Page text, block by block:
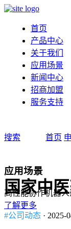
首页
产品中心
关于我们
应用场景
新闻中心
招商加盟
服务支持
搜索 首页
应用场景
高性能协作机器
了解更多
国家中
#公司动态 · 2025-